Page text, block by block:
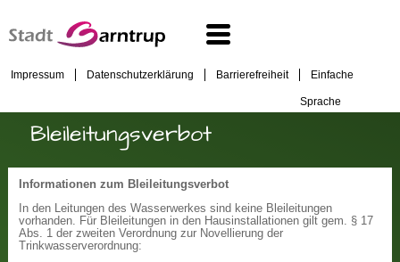
Impressum Datenschutzerklärung Barrierefreiheit Einfache
Sprache
Bleileitungsverbot
Informationen zum Bleileitungsverbot
In den Leitungen des Wasserwerkes sind keine Bleileitungen
vorhanden. Für Bleileitungen in den Hausinstallationen gilt gem. § 17
Abs. 1 der zweiten Verordnung zur Novellierung der
Trinkwasserverordnung: